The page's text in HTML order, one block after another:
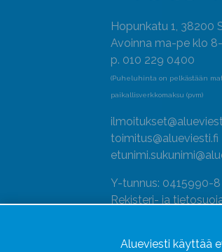
Hopunkatu 1, 38200
Avoinna ma-pe klo
p. 010 229 0400
(Puheluhinta on pelkästään
paikallisverkkomaksu (pvm)
toimitus@alueviesti.fi
Y-tunnus: 0415990-8
Rekisteri- ja
Alueviesti käyttää